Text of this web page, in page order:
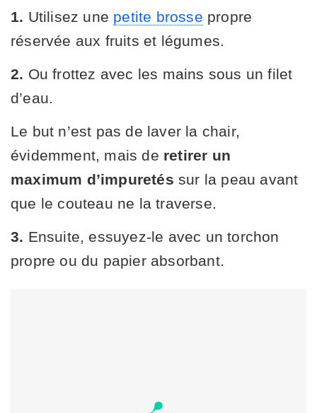
1. Utilisez une petite brosse propre
réservée aux fruits et légumes.
2. Ou frottez avec les mains sous un filet
d’eau.
Le but n’est pas de laver la chair,
évidemment, mais de retirer un
maximum d’impuretés sur la peau avant
que le couteau ne la traverse.
3. Ensuite, essuyez-le avec un torchon
propre ou du papier absorbant.